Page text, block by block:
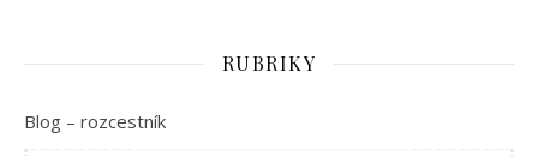
RUBRIKY
Blog – rozcestník